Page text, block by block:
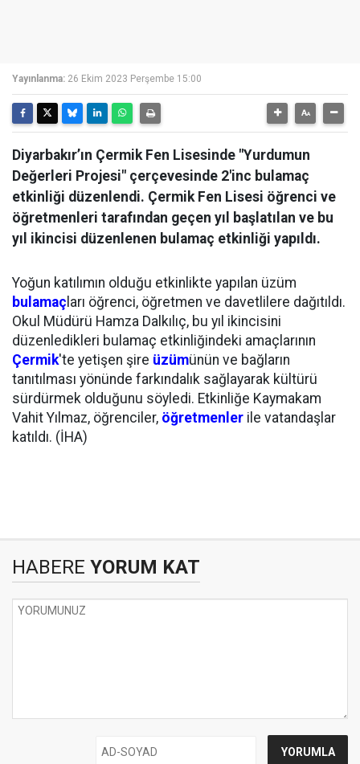
Yayınlanma: 26 Ekim 2023 Perşembe 15:00
Diyarbakır’ın Çermik Fen Lisesinde "Yurdumun
Değerleri Projesi" çerçevesinde 2'inc bulamaç
etkinliği düzenlendi. Çermik Fen Lisesi öğrenci ve
öğretmenleri tarafından geçen yıl başlatılan ve bu
yıl ikincisi düzenlenen bulamaç etkinliği yapıldı.
Yoğun katılımın olduğu etkinlikte yapılan üzüm
bulamaç ları öğrenci, öğretmen ve davetlilere dağıtıldı.
Okul Müdürü Hamza Dalkılıç, bu yıl ikincisini
düzenledikleri bulamaç etkinliğindeki amaçlarının
Çermik'te yetişen şire üzümünün ve bağların
tanıtılması yönünde farkındalık sağlayarak kültürü
sürdürmek olduğunu söyledi. Etkinliğe Kaymakam
Vahit Yılmaz, öğrenciler, öğretmenler ile vatandaşlar
katıldı. (İHA)
HABERE YORUM KAT